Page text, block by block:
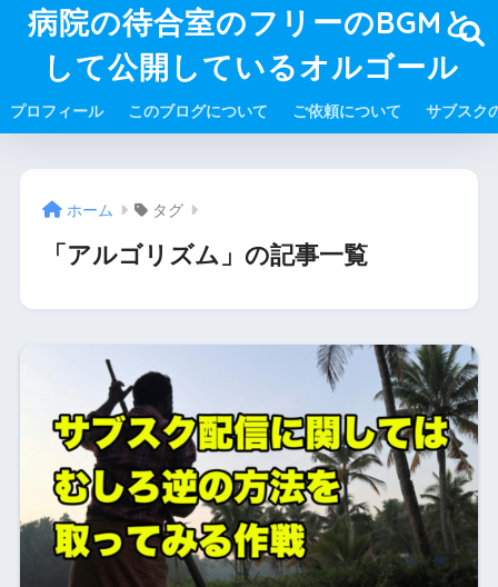
病院の待合室のフリーのBGMと
して公開しているオルゴール
プロフィール このブログについて ご依頼について サブスク
ホーム タグ
「アルゴリズム」の記事一覧